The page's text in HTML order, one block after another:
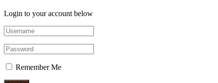
Login to your account below
Remember Me